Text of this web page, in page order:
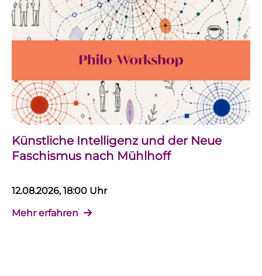
Künstliche Intelligenz und der Neue
Faschismus nach Mühlhoff
12.08.2026, 18:00 Uhr
Mehr erfahren